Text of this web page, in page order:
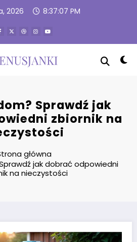
2026 8:37:08 PM
Sprawdź jak
zbiornik na
główna
jak dobrać odpowiedni
na nieczystości